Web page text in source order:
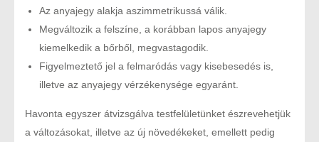
Az anyajegy alakja aszimmetrikussá válik.
Megváltozik a felszíne, a korábban lapos anyajegy
kiemelkedik a bőrből, megvastagodik.
Figyelmeztető jel a felmaródás vagy kisebesedés is,
illetve az anyajegy vérzékenysége egyaránt.
Havonta egyszer átvizsgálva testfelületünket észrevehetjük
a változásokat, illetve az új növedékeket, emellett pedig